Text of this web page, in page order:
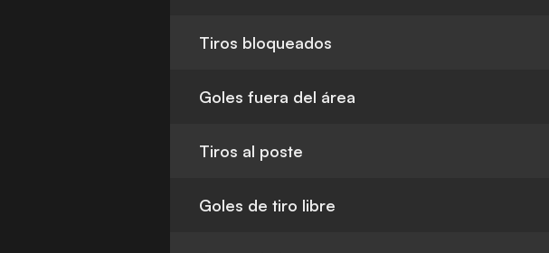
Tiros bloqueados
Goles fuera del área
Tiros al poste
Goles de tiro libre